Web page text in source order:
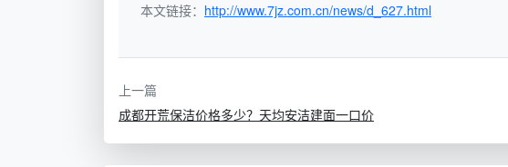
二、打通“成都上门家政保洁电话”前，先搞清楚你需
这是绝大多数业主第一次打电话时踩坑的根源。日常
和毛发，用拖把抹布做表面清洁，1个人2-3小时就能完成
处理装修残留的腻子粉、水泥渍、玻璃胶、乳胶漆点和锯末
本文链接： http://www.7jz.com.cn/news/d_627.html
上一篇
成都开荒保洁价格多少？天均安洁建面一口价